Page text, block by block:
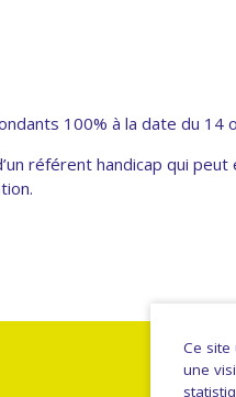
100% à la date du 14
référent handicap qui
Ce
une